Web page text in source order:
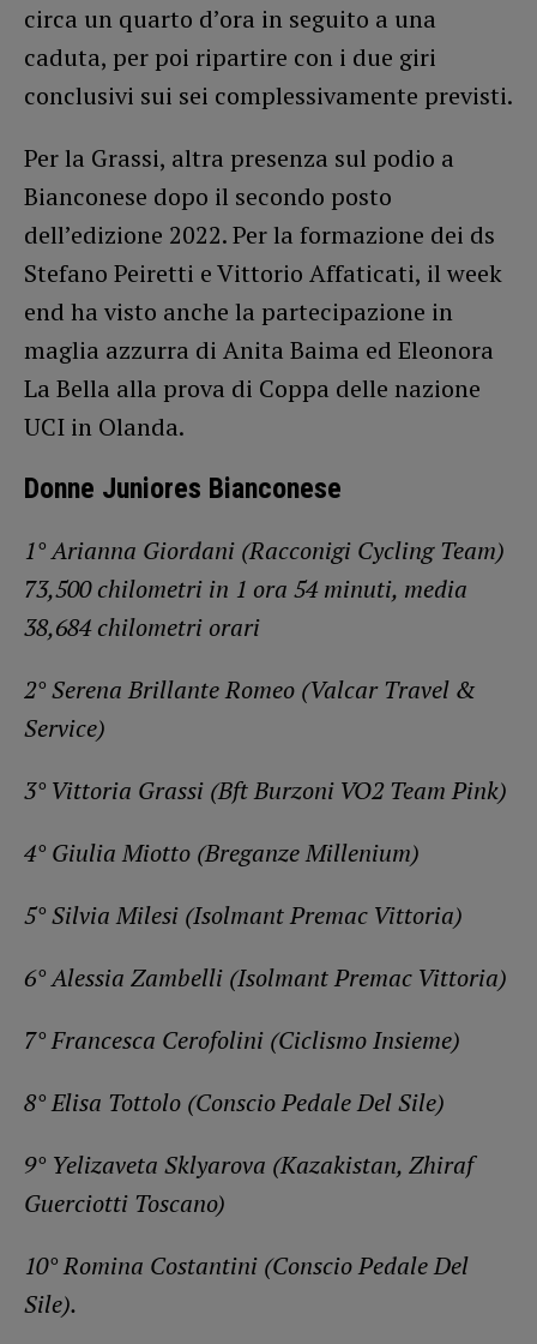
circa un quarto d’ora in seguito a una
caduta, per poi ripartire con i due giri
conclusivi sui sei complessivamente previsti.
Per la Grassi, altra presenza sul podio a
Bianconese dopo il secondo posto
dell’edizione 2022. Per la formazione dei ds
Stefano Peiretti e Vittorio Affaticati, il week
end ha visto anche la partecipazione in
maglia azzurra di Anita Baima ed Eleonora
La Bella alla prova di Coppa delle nazione
UCI in Olanda.
Donne Juniores Bianconese
1° Arianna Giordani (Racconigi Cycling Team)
73,500 chilometri in 1 ora 54 minuti, media
38,684 chilometri orari
2° Serena Brillante Romeo (Valcar Travel &
Service)
3° Vittoria Grassi (Bft Burzoni VO2 Team Pink)
4° Giulia Miotto (Breganze Millenium)
5° Silvia Milesi (Isolmant Premac Vittoria)
6° Alessia Zambelli (Isolmant Premac Vittoria)
7° Francesca Cerofolini (Ciclismo Insieme)
8° Elisa Tottolo (Conscio Pedale Del Sile)
9° Yelizaveta Sklyarova (Kazakistan, Zhiraf
Guerciotti Toscano)
10° Romina Costantini (Conscio Pedale Del
Sile).